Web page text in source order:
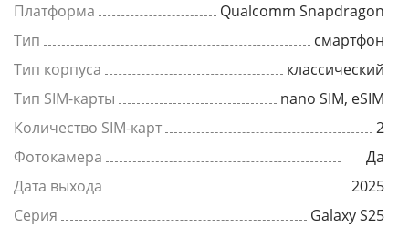
Платформа
Qualcomm Snapdragon
Тип
смартфон
Тип корпуса
классический
Тип SIM-карты
nano SIM, eSIM
Количество SIM-карт
2
Фотокамера
Да
Дата выхода
2025
Серия
Galaxy S25